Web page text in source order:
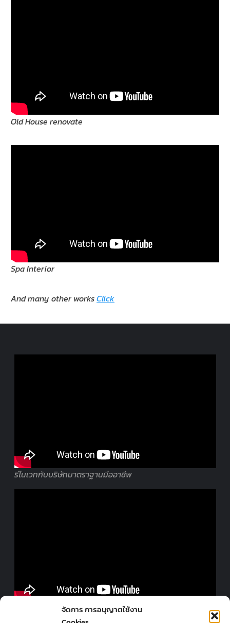
จัดการ การอนุญาตใช้งาน
Old House renovate
Spa Interior
And many other worksClick
รีโนเวทกับบริษัทมาตราฐานมืออาชีพ
ออกแบบร้านโดยมืออาชีพ